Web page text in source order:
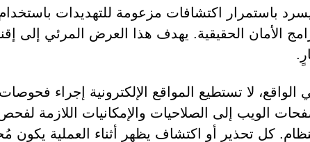
باستمرار اكتشافات مزعومة للتهديدات
الأمان الحقيقية. يهدف هذا العرض المرئي إلى
الواقع، لا تستطيع المواقع الإلكترونية إجراء
الويب إلى الصلاحيات والإمكانيات اللازمة
كل تحذير أو اكتشاف يظهر أثناء العملية